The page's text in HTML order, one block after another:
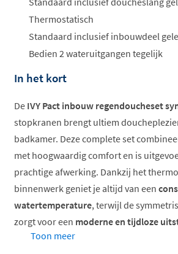
Thermostatisch
Standaard inclusief inbouwdeel
Bedien 2 wateruitgangen tegelijk
In het kort
De IVY Pact inbouw regendoucheset
stopkranen brengt ultiem
badkamer. Deze complete set
met hoogwaardig comfort en is
prachtige afwerking. Dankzij het
binnenwerk geniet je altijd van een
watertemperature, terwijl de
zorgt voor een moderne en tijdloze
compleet met hoofddouche,
Toon meer